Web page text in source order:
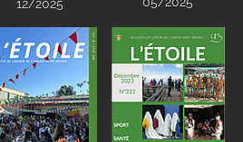
12/2025